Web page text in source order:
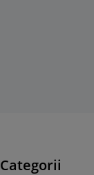
Categorii